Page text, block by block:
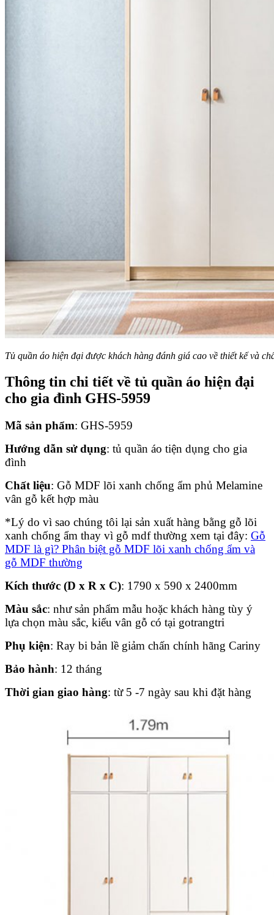
Tủ quần áo hiện đại được khách hàng đánh giá cao về thiết kế và
Thông tin chi tiết về tủ quần áo hiện đại
cho gia đình GHS-5959
Mã sản phẩm: GHS-5959
Hướng dẫn sử dụng: tủ quần áo tiện dụng cho gia
đình
Chất liệu: Gỗ MDF lõi xanh chống ẩm phủ Melamine
vân gỗ kết hợp màu
*Lý do vì sao chúng tôi lại sản xuất hàng bằng gỗ lõi
xanh chống ẩm thay vì gỗ mdf thường xem tại đây: Gỗ
MDF là gì? Phân biệt gỗ MDF lõi xanh chống ẩm và
gỗ MDF thường
Kích thước (D x R x C): 1790 x 590 x 2400mm
Màu sắc: như sản phẩm mẫu hoặc khách hàng tùy ý
lựa chọn màu sắc, kiểu vân gỗ có tại gotrangtri
Phụ kiện: Ray bi bản lề giảm chấn chính hãng Cariny
Bảo hành: 12 tháng
Thời gian giao hàng: từ 5 -7 ngày sau khi đặt hàng